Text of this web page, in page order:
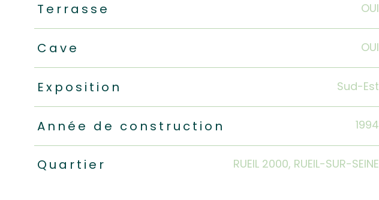
Terrasse OUI
Cave OUI
Exposition Sud-Est
Année de construction 1994
Quartier RUEIL 2000, RUEIL-SUR-SEINE